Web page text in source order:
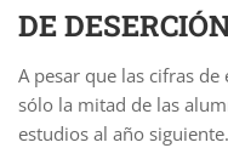
DE
A pesar que las cifras
sólo la mitad de las
estudios al año